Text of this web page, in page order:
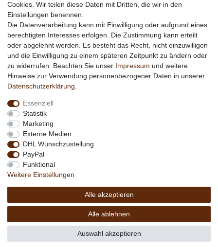
Vertrag widerrufen
*außer Sonderartikel + Porto; keine Kombination mit
anderen Rabattaktionen
Copyright © 2026 by MEDIAdorado1 UG
(haftungsbeschränkt)
Cookies. Wir teilen diese Daten mit Dritten, die wir in den
Einstellungen benennen.
Die Datenverarbeitung kann mit Einwilligung oder aufgrund eines
berechtigten Interesses erfolgen. Die Zustimmung kann erteilt
oder abgelehnt werden. Es besteht das Recht, nicht einzuwilligen
und die Einwilligung zu einem späteren Zeitpunkt zu ändern oder
zu widerrufen. Beachten Sie unser Impressum und weitere
Hinweise zur Verwendung personenbezogener Daten in unserer
Daten­schutz­erklärung
Essenziell
Statistik
Marketing
Externe Medien
DHL Wunschzustellung
PayPal
Funktional
Weitere Einstellungen
Alle akzeptieren
Alle ablehnen
Auswahl akzeptieren